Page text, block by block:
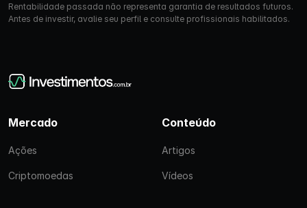
Rentabilidade passada não representa garantia de resultados futuros.
Antes de investir, avalie seu perfil e consulte profissionais habilitados.
Mercado
Ações
Criptomoedas
Conteúdo
Artigos
Vídeos